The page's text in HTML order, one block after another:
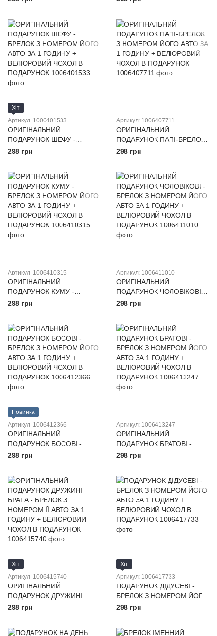
ПОДАРУНОК
Хіт
Артикул: 1006401533
ОРИГІНАЛЬНИЙ
ПОДАРУНОК ШЕФУ -
БРЕЛОК З НОМЕРОМ ЙОГО
ПОДАРУНОК
298 грн
Артикул: 1006407711
ОРИГІНАЛЬНИЙ
ПОДАРУНОК ПАПІ-БРЕЛОК
З НОМЕРОМ ЙОГО АВТО ЗА
298 грн
Артикул: 1006410315
ОРИГІНАЛЬНИЙ
ПОДАРУНОК КУМУ -
БРЕЛОК З НОМЕРОМ ЙОГО
ПОДАРУНОК
298 грн
Артикул: 1006411010
ОРИГІНАЛЬНИЙ
ПОДАРУНОК ЧОЛОВІКОВІ -
БРЕЛОК З НОМЕРОМ ЙОГО
ПОДАРУНОК
298 грн
Новинка
Артикул: 1006412366
ОРИГІНАЛЬНИЙ
ПОДАРУНОК БОСОВІ -
БРЕЛОК З НОМЕРОМ ЙОГО
ПОДАРУНОК
298 грн
Артикул: 1006413247
ОРИГІНАЛЬНИЙ
ПОДАРУНОК БРАТОВІ -
БРЕЛОК З НОМЕРОМ ЙОГО
ПОДАРУНОК
298 грн
Хіт
Артикул: 1006415740
ОРИГІНАЛЬНИЙ
ПОДАРУНОК ДРУЖИНІ
БРАТА - БРЕЛОК З
298 грн
Хіт
Артикул: 1006417733
ПОДАРУНОК ДІДУСЕВІ -
БРЕЛОК З НОМЕРОМ ЙОГО
АВТО ЗА 1 ГОДИНУ +
298 грн